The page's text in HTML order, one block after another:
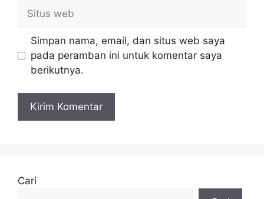
Situs
web
Simpan nama, email, dan situs web saya
pada peramban ini untuk komentar saya
berikutnya.
Cari